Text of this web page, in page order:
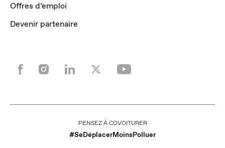
Offres d’emploi
Devenir partenaire
PENSEZ À COVOITURER
#SeDéplacerMoinsPolluer